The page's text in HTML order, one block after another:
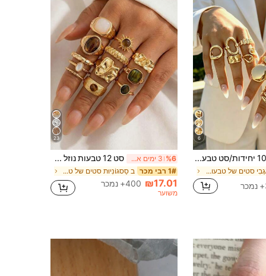
4.89
193
1.7K
4.89
193
1.7K
4.89
6
10 יחידות/סט טבעות רחבות עבות לפנים, עיצוב מינימליסטי אופנתי אלגנטי עדין וינטג' גיאומטרי עם עיגול חלול, טקסטורת קמטים אסימטרית, רב-שכבתי חלק ופשוט, מתאים לחגים, מסיבות, דייטים, לבישה יומית, מתנה, בוהו שיק
ב אַגָבִי סטים של טבעות לנשים
23
%6 3 ימים אחרונים סט 12 טבעות נוזל שמש אסימטריות בסגנון מינימליסטי וינטג', טבעות וינטג' יוקרתיות לנשים, מתאים למסיבות, למתנה, ללבישה יומיומית, אסתטי
1# רבי מכר ב סַסגוֹנִיוּת סטים של טבעות לנשים
₪17.01 400+ נמכר
משוער